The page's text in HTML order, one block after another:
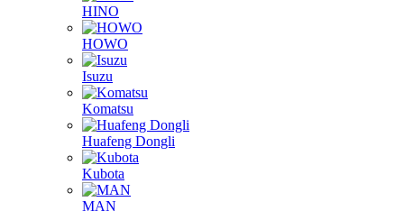
HINO
HOWO
Isuzu
Komatsu
Huafeng Dongli
Kubota
MAN